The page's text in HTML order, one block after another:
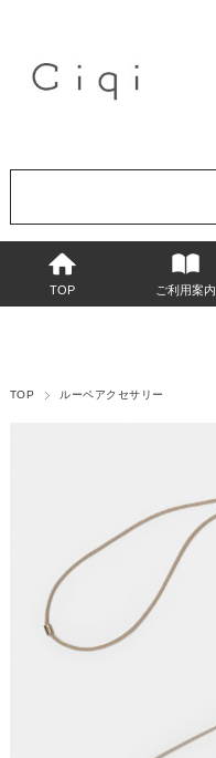
TOP ご利用案内
TOP ルーペアクセサリー